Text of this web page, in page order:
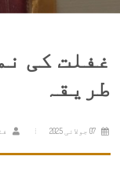
غفلت کی
طریقہ